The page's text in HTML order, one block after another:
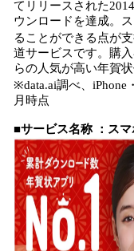
てリリースされた
ウンロードを達成。
ることができる点が
道サービスです。購
らの人気が高い年賀
※data.ai調べ、iPhone
月時点​
■サービス名称 ：ス